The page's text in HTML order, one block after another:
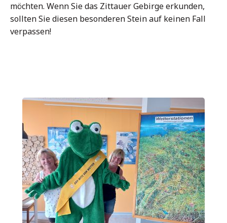
möchten. Wenn Sie das Zittauer Gebirge erkunden,
sollten Sie diesen besonderen Stein auf keinen Fall
verpassen!
BeitragsnavigationPrevious